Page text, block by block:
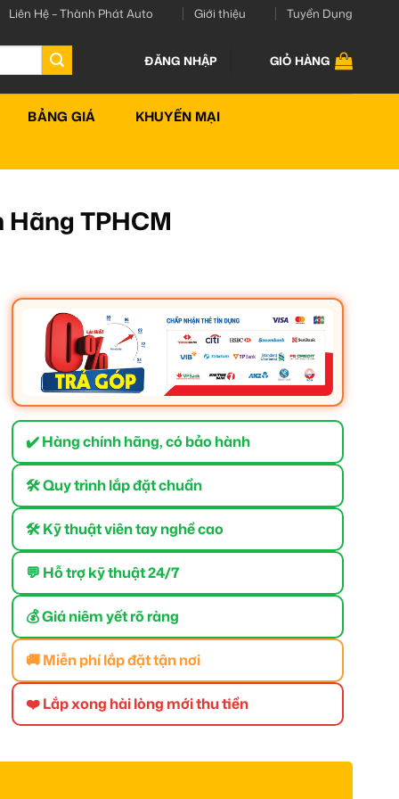
Liên Hệ – Thành Phát Auto Giới thiệu Tuyển Dụng
ĐĂNG NHẬP GIỎ HÀNG
BẢNG GIÁ KHUYẾN MẠI
TPHCM
✔️ Hàng chính hãng, có bảo hành
🛠 Quy trình lắp đặt chuẩn
🛠 Kỹ thuật viên tay nghề cao
💬 Hỗ trợ kỹ thuật 24/7
💰 Giá niêm yết rõ ràng
🚚 Miễn phí lắp đặt tận nơi
❤️ Lắp xong hài lòng mới thu tiền